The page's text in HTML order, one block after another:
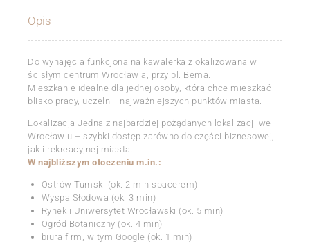
Opis
Do wynajęcia funkcjonalna kawalerka zlokalizowana w
ścisłym centrum Wrocławia, przy pl. Bema.
Mieszkanie idealne dla jednej osoby, która chce mieszkać
blisko pracy, uczelni i najważniejszych punktów miasta.
Lokalizacja Jedna z najbardziej pożądanych lokalizacji we
Wrocławiu – szybki dostęp zarówno do części biznesowej,
jak i rekreacyjnej miasta.
W najbliższym otoczeniu m.in.:
Ostrów Tumski (ok. 2 min spacerem)
Wyspa Słodowa (ok. 3 min)
Rynek i Uniwersytet Wrocławski (ok. 5 min)
Ogród Botaniczny (ok. 4 min)
biura firm, w tym Google (ok. 1 min)